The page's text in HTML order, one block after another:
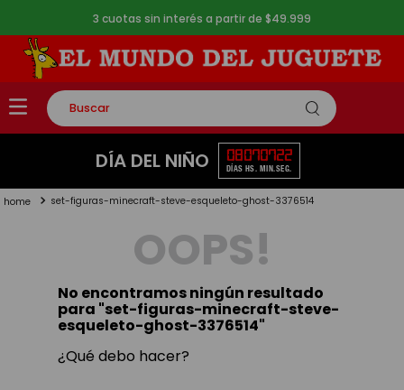
3 cuotas sin interés a partir de $49.999
Buscar
TÉRMINOS MÁS BUSCADOS
2.
lego
toy story
DÍA DEL NIÑO 08
DÍAS
07
HS.
07
MIN.
22
SEG.
set-figuras-minecraft-steve-esqueleto-ghost-3376514
OOPS!
No encontramos ningún resultado
para "set-figuras-minecraft-steve-
esqueleto-ghost-3376514"
¿Qué debo hacer?